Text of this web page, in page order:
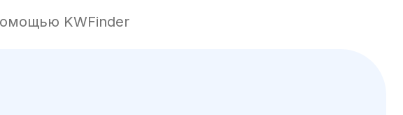
KWFinder